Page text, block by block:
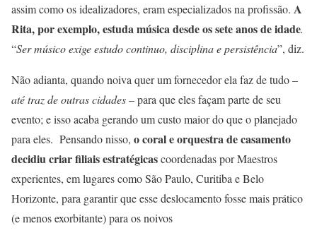
assim como os idealizadores, eram especializados na profissão. A
Rita, por exemplo, estuda música desde os sete anos de idade.
“Ser músico exige estudo continuo, disciplina e persistência”, diz.
Não adianta, quando noiva quer um fornecedor ela faz de tudo –
até traz de outras cidades– para que eles façam parte de seu
evento; e isso acaba gerando um custo maior do que o planejado
para eles. Pensando nisso, o coral e orquestra de casamento
decidiu criar filiais estratégicascoordenadas por Maestros
experientes, em lugares como São Paulo, Curitiba e Belo
Horizonte, para garantir que esse deslocamento fosse mais prático
(e menos exorbitante) para os noivos